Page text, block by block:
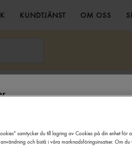
KUNDTJÄNST OM OSS
webbplats måste du vara 20 år eller
20 ÅR JAG ÄR 20 ÅR ELLER
samtycker du till lagring av Cookies på din enhet för
och bistå i våra marknadsföringsinsatser. Om